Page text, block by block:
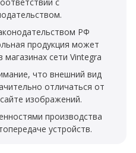
РФ
продукция может
сети Vintegra
что внешний вид
отличаться от
изображений.
производства
устройств.